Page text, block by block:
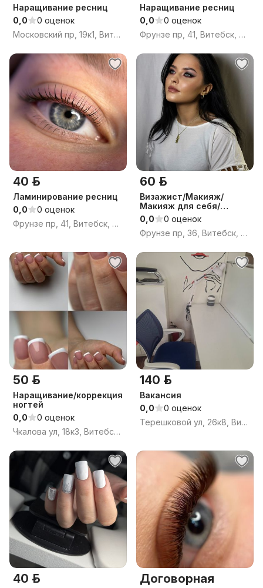
Наращивание ресниц
0,0
0 оценок
Московский пр, 19к1, Витебск, Витебская область
Наращивание ресниц
0,0
0 оценок
Фрунзе пр, 41, Витебск, Витебская область
40 р.
Ламинирование ресниц
0,0
0 оценок
Фрунзе пр, 41, Витебск, Витебская область
60 р.
Визажист/Макияж/
Макияж для себя/
Витебск
0,0
0 оценок
Фрунзе пр, 36, Витебск, Витебская область
50 р.
Наращивание/коррекция
ногтей
0,0
0 оценок
Чкалова ул, 18к3, Витебск, Витебская область
140 р.
Вакансия
0,0
0 оценок
Терешковой ул, 26к8, Витебск, Витебская область
40 р. Договорная